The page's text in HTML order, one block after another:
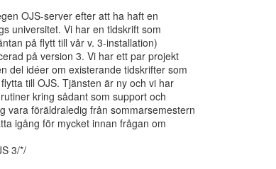
OJS-server efter att ha haft en
universitet. Vi har en tidskrift som
på flytt till vår v. 3-installation)
på version 3. Vi har ett par projekt
del idéer om existerande tidskrifter som
till OJS. Tjänsten är ny och vi har
kring sådant som support och
vara föräldraledig från sommarsemestern
igång för mycket innan frågan om
3/*/